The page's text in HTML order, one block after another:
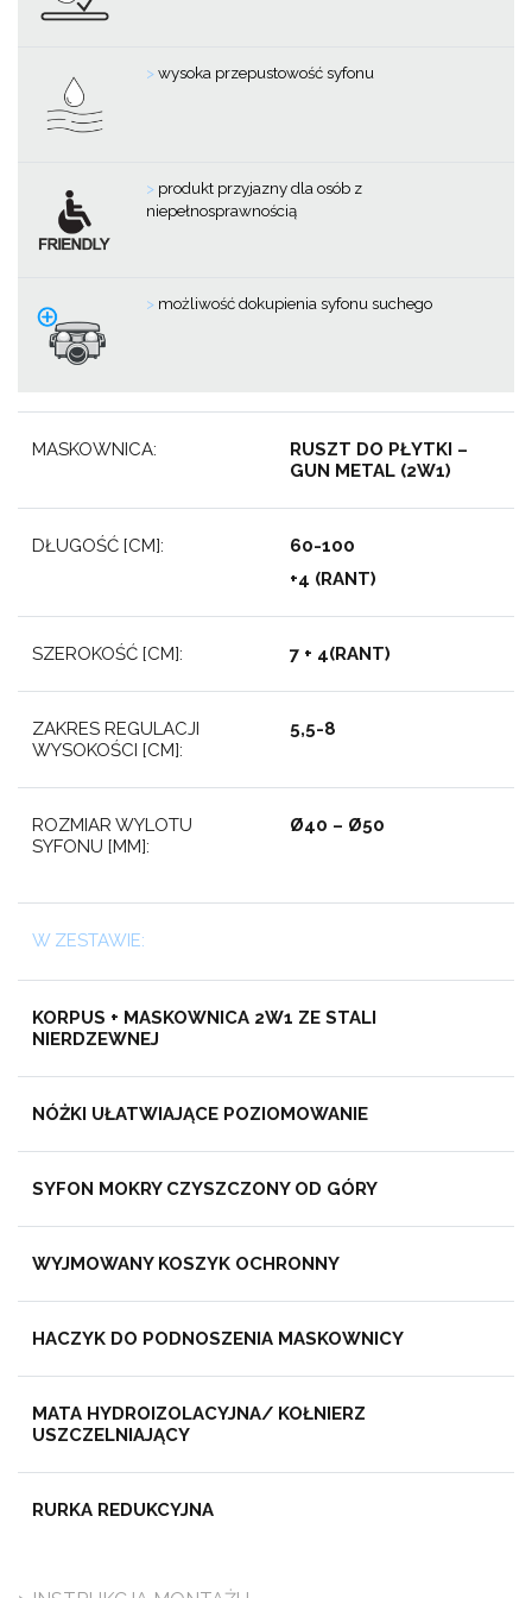
>wysoka przepustowość syfonu
> produkt przyjazny dla osób z
niepełnosprawnością
> możliwość dokupienia syfonu suchego
MASKOWNICA:
RUSZT DO PŁYTKI –
GUN METAL (2W1)
DŁUGOŚĆ [CM]: 60-100
+4 (RANT)
SZEROKOŚĆ [CM]: 7 + 4(RANT)
ZAKRES REGULACJI
WYSOKOŚCI [CM]:
5,5-8
ROZMIAR WYLOTU
SYFONU [MM]:
Ø40 – Ø50
W ZESTAWIE:
KORPUS + MASKOWNICA 2W1 ZE STALI
NIERDZEWNEJ
NÓŻKI UŁATWIAJĄCE POZIOMOWANIE
SYFON MOKRY CZYSZCZONY OD GÓRY
WYJMOWANY KOSZYK OCHRONNY
HACZYK DO PODNOSZENIA MASKOWNICY
MATA HYDROIZOLACYJNA/ KOŁNIERZ
USZCZELNIAJĄCY
RURKA REDUKCYJNA